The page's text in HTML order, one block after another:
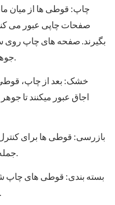
چاپ: قوطی ها از میان
صفحات چاپی عبور می
بگیرند. صفحه های چاپ
جوهر را به قوطی منتقل می کنند.
خشک: بعد از چاپ، قوطي
اجاق عبور ميکنند تا
بازرسی: قوطی ها برای
جمله دقت رنگ، ترازی و هر عیبی.
بسته بندی: قوطی های چاپ
برای محموله بسته می شوند.